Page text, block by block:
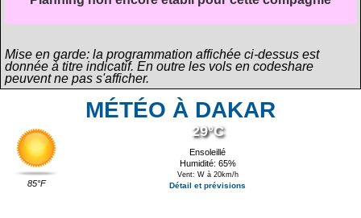
Mise en garde: la programmation affichée ci-dessus est
donnée à titre indicatif. En outre les vols en codeshare
peuvent ne pas s'afficher.
MÉTÉO À DAKAR
85°F
29°C
Ensoleillé
Humidité: 65%
Vent: W à 20km/h
Détail et prévisions